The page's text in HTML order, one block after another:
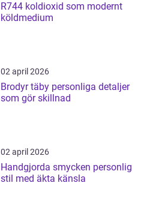
R744 koldioxid som modernt
köldmedium
02 april 2026
Brodyr täby personliga detaljer
som gör skillnad
02 april 2026
Handgjorda smycken personlig
stil med äkta känsla